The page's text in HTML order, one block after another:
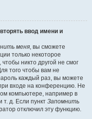
ввод имени и
меня, вы сможете
только некоторое
никто другой не смог
того чтобы вам не
каждый раз, вы можете
входе на конференцию. Не
компьютере, например в
т. д. Если пункт Запомнить
отключил эту функцию.